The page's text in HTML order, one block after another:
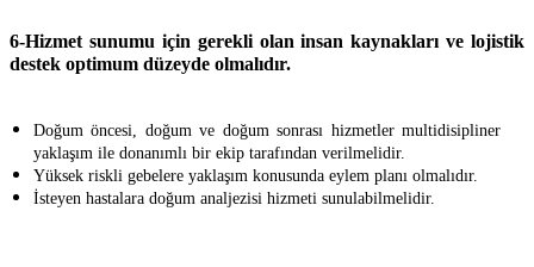
6-Hizmet sunumu için gerekli olan insan kaynakları ve lojistik
destek optimum düzeyde olmalıdır.
Doğum öncesi, doğum ve doğum sonrası hizmetler multidisipliner
yaklaşım ile donanımlı bir ekip tarafından verilmelidir.
Yüksek riskli gebelere yaklaşım konusunda eylem planı olmalıdır.
İsteyen hastalara doğum analjezisi hizmeti sunulabilmelidir.